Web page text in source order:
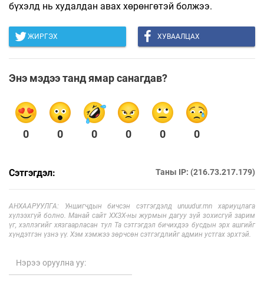
бүхэлд нь худалдан авах хөрөнгөтэй болжээ.
ЖИРГЭХ ХУВААЛЦАХ
Энэ мэдээ танд ямар санагдав?
0 0 0 0 0 0
Сэтгэгдэл: Таны IP: (216.73.217.179)
АНХААРУУЛГА: Уншигчдын бичсэн сэтгэгдэлд unuudur.mn хариуцлага
хүлээхгүй болно. Манай сайт ХХЗХ-ны журмын дагуу зүй зохисгүй зарим
үг, хэллэгийг хязгаарласан тул Та сэтгэгдэл бичихдээ бусдын эрх ашгийг
хүндэтгэн үзнэ үү. Хэм хэмжээ зөрчсөн сэтгэгдлийг админ устгах эрхтэй.